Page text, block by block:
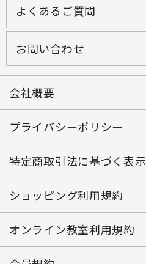
よくあるご質問
お問い合わせ
会社概要
プライバシーポリシー
特定商取引法に基づく表示
ショッピング利用規約
オンライン教室利用規約